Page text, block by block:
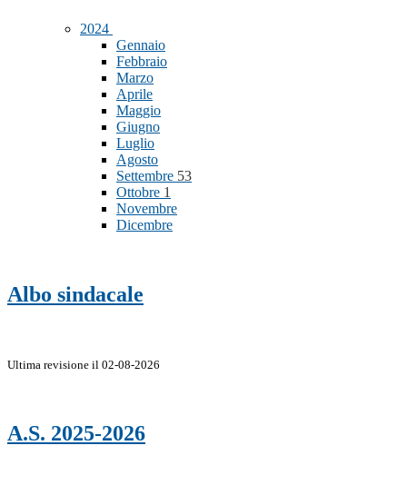
2024
Gennaio
Febbraio
Marzo
Aprile
Maggio
Giugno
Luglio
Agosto
Settembre 53
Ottobre 1
Novembre
Dicembre
Albo sindacale
Ultima revisione il 02-08-2026
A.S. 2025-2026